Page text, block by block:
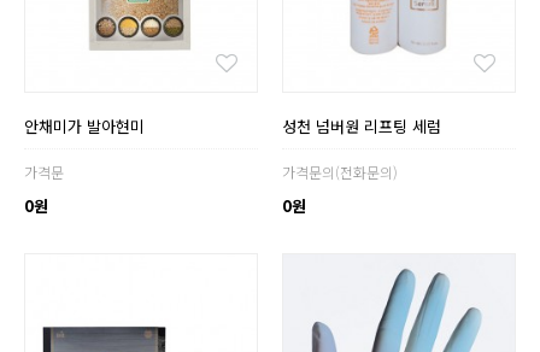
안채미가 발아현미
가격문
0원
성천 넘버원 리프팅 세럼
가격문의(전화문의)
0원